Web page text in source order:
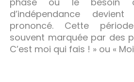
d’indépendance devient
prononcé. Cette
souvent marquée par des
C’est moi qui fais ! » ou «